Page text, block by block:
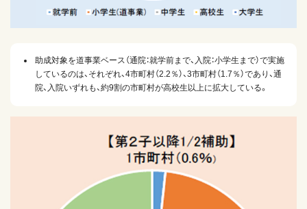
助成対象を道事業ベース（通院：就学前まで、入院：小学生まで）で実施
しているのは、それぞれ、4市町村（2.2％）、3市町村（1.7％）であり、通
院、入院いずれも、約9割の市町村が高校生以上に拡大している。